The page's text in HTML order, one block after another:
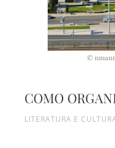
©
COMO
LITERATURA E